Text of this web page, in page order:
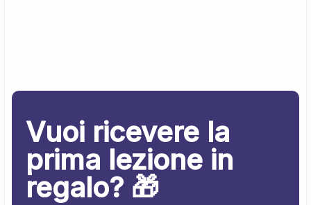
Vuoi ricevere la
prima lezione in
regalo? 🎁